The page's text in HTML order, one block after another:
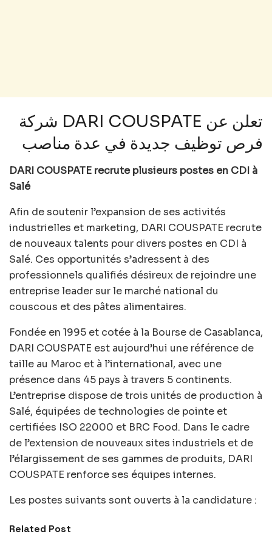
شركة DARI COUSPATE تعلن عن
فرص توظيف جديدة في عدة مناصب
DARI COUSPATE recrute plusieurs postes en CDI à
Salé
Afin de soutenir l’expansion de ses activités
industrielles et marketing, DARI COUSPATE recrute
de nouveaux talents pour divers postes en CDI à
Salé. Ces opportunités s’adressent à des
professionnels qualifiés désireux de rejoindre une
entreprise leader sur le marché national du
couscous et des pâtes alimentaires.
Fondée en 1995 et cotée à la Bourse de Casablanca,
DARI COUSPATE est aujourd’hui une référence de
taille au Maroc et à l’international, avec une
présence dans 45 pays à travers 5 continents.
L’entreprise dispose de trois unités de production à
Salé, équipées de technologies de pointe et
certifiées ISO 22000 et BRC Food. Dans le cadre
de l’extension de nouveaux sites industriels et de
l’élargissement de ses gammes de produits, DARI
COUSPATE renforce ses équipes internes.
Les postes suivants sont ouverts à la candidature :
Related Post